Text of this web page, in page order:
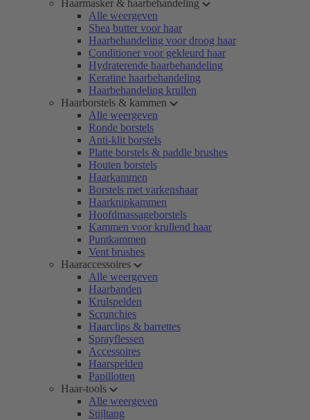
Haarmasker & haarbehandeling
Alle weergeven
Shea butter voor haar
Haarbehandeling voor droog haar
Conditioner voor gekleurd haar
Hydraterende haarbehandeling
Keratine haarbehandeling
Haarbehandeling krullen
Haarborstels & kammen
Alle weergeven
Ronde borstels
Anti-klit borstels
Platte borstels & paddle brushes
Houten borstels
Haarkammen
Borstels met varkenshaar
Haarknipkammen
Hoofdmassageborstels
Kammen voor krullend haar
Puntkammen
Vent brushes
Haaraccessoires
Alle weergeven
Haarbanden
Krulspelden
Scrunchies
Haarclips & barrettes
Sprayflessen
Accessoires
Haarspelden
Papillotten
Haar-tools
Alle weergeven
Stijltang